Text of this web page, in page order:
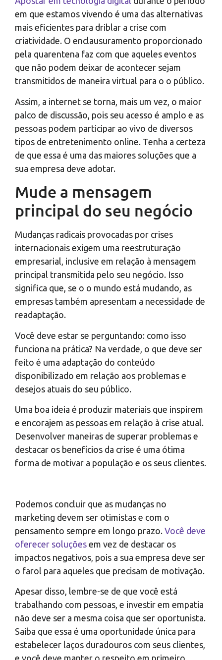
em que estamos vivendo é uma das alternativas
mais eficientes para driblar a crise com
criatividade. O enclausuramento proporcionado
pela quarentena faz com que aqueles eventos
que não podem deixar de acontecer sejam
transmitidos de maneira virtual para o o público.
Assim, a internet se torna, mais um vez, o maior
palco de discussão, pois seu acesso é amplo e as
pessoas podem participar ao vivo de diversos
tipos de entretenimento online. Tenha a certeza
de que essa é uma das maiores soluções que a
sua empresa deve adotar.
Mude a mensagem
principal do seu negócio
Mudanças radicais provocadas por crises
internacionais exigem uma reestruturação
empresarial, inclusive em relação à mensagem
principal transmitida pelo seu negócio. Isso
significa que, se o o mundo está mudando, as
empresas também apresentam a necessidade de
readaptação.
Você deve estar se perguntando: como isso
funciona na prática? Na verdade, o que deve ser
feito é uma adaptação do conteúdo
disponibilizado em relação aos problemas e
desejos atuais do seu público.
Uma boa ideia é produzir materiais que inspirem
e encorajem as pessoas em relação à crise atual.
Desenvolver maneiras de superar problemas e
destacar os benefícios da crise é uma ótima
forma de motivar a população e os seus clientes.
Podemos concluir que as mudanças no
marketing devem ser otimistas e com o
pensamento sempre em longo prazo. Você deve
oferecer soluções em vez de destacar os
impactos negativos, pois a sua empresa deve ser
o farol para aqueles que precisam de motivação.
Apesar disso, lembre-se de que você está
trabalhando com pessoas, e investir em empatia
não deve ser a mesma coisa que ser oportunista.
Saiba que essa é uma oportunidade única para
estabelecer laços duradouros com seus clientes,